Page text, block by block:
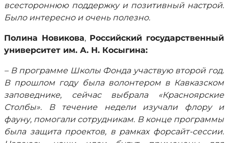
всестороннюю поддержку и позитивный настрой.
Было интересно и очень полезно.
Полина Новикова, Российский государственный
университет им. А. Н. Косыгина:
– В программе Школы Фонда участвую второй год.
В прошлом году была волонтером в Кавказском
заповеднике, сейчас выбрала «Красноярские
Столбы». В течение недели изучали флору и
фауну, помогали сотрудникам. В конце программы
была защита проектов, в рамках форсайт-сессии.